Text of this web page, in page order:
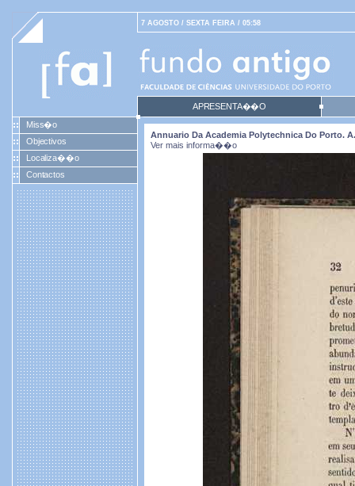
7 AGOSTO / SEXTA FEIRA / 05:58
APRESENTA��O
Miss�o
Objectivos
Localiza��o
Contactos
Annuario Da Academia Polytechnica Do Porto. A.
Ver mais informa��o